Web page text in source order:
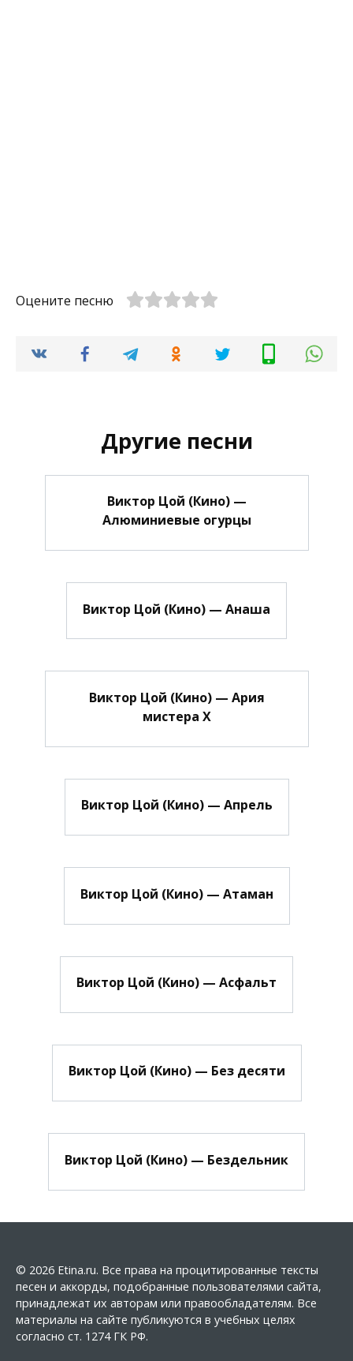
Оцените песню
Другие песни
Виктор Цой (Кино) —
Алюминиевые огурцы
Виктор Цой (Кино) — Анаша
Виктор Цой (Кино) — Ария
мистера Х
Виктор Цой (Кино) — Апрель
Виктор Цой (Кино) — Атаман
Виктор Цой (Кино) — Асфальт
Виктор Цой (Кино) — Без десяти
Виктор Цой (Кино) — Бездельник
© 2026 Etina.ru. Все права на процитированные тексты
песен и аккорды, подобранные пользователями сайта,
принадлежат их авторам или правообладателям. Все
материалы на сайте публикуются в учебных целях
согласно ст. 1274 ГК РФ.